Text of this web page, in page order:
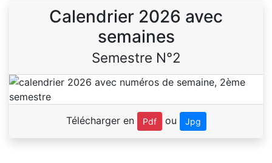
Calendrier 2026 avec
semaines
Semestre N°2
Télécharger en Pdf ou Jpg